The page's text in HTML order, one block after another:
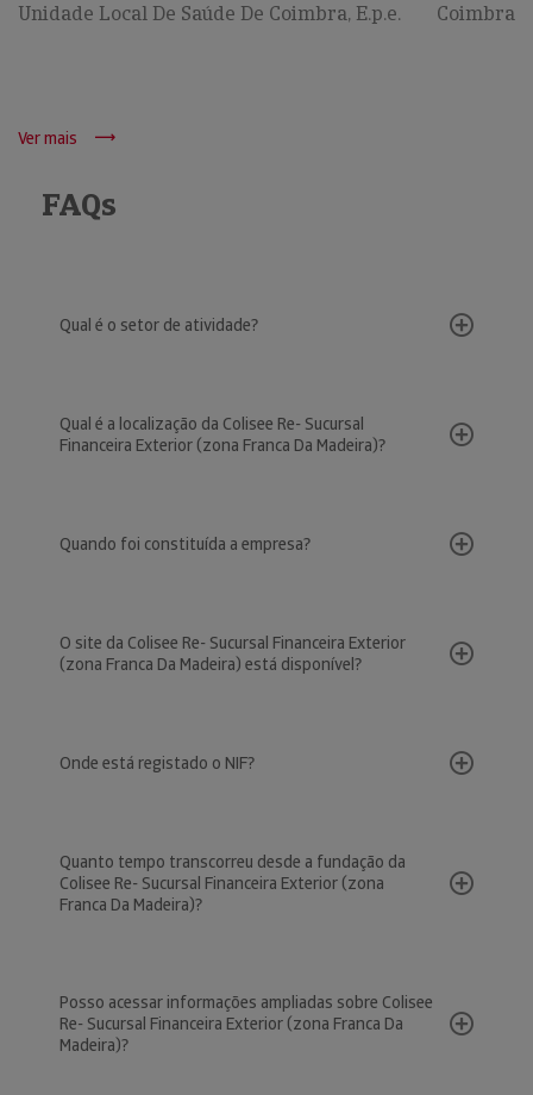
Unidade Local De Saúde De Coimbra, E.p.e. Coimbra
Ver mais
FAQs
Qual é o setor de atividade?
Qual é a localização da Colisee Re- Sucursal
Financeira Exterior (zona Franca Da Madeira)?
Quando foi constituída a empresa?
O site da Colisee Re- Sucursal Financeira Exterior
(zona Franca Da Madeira) está disponível?
Onde está registado o NIF?
Quanto tempo transcorreu desde a fundação da
Colisee Re- Sucursal Financeira Exterior (zona
Franca Da Madeira)?
Posso acessar informações ampliadas sobre Colisee
Re- Sucursal Financeira Exterior (zona Franca Da
Madeira)?